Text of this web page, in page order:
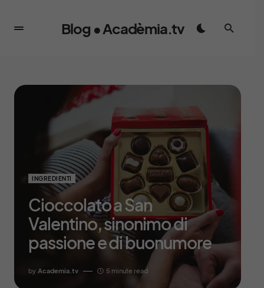
Blog • Acadèmia.tv
INGREDIENTI
Cioccolato a San
Valentino, sinonimo di
passione e di buonumore
by Academia.tv 5 minute read